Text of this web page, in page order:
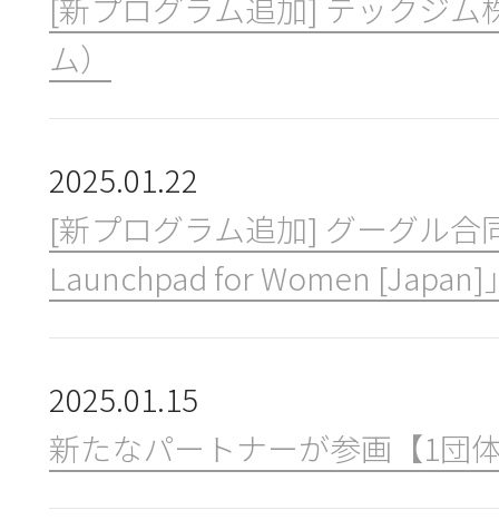
[新プログラム追加] テックジム
ム）
2025.01.22
[新プログラム追加] グーグル合
Launchpad for Women [Japan]
2025.01.15
新たなパートナーが参画【1団